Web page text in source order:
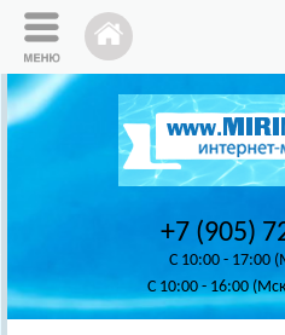
+7 (905)
C 10:00 - 17:00
C 10:00 - 16:00